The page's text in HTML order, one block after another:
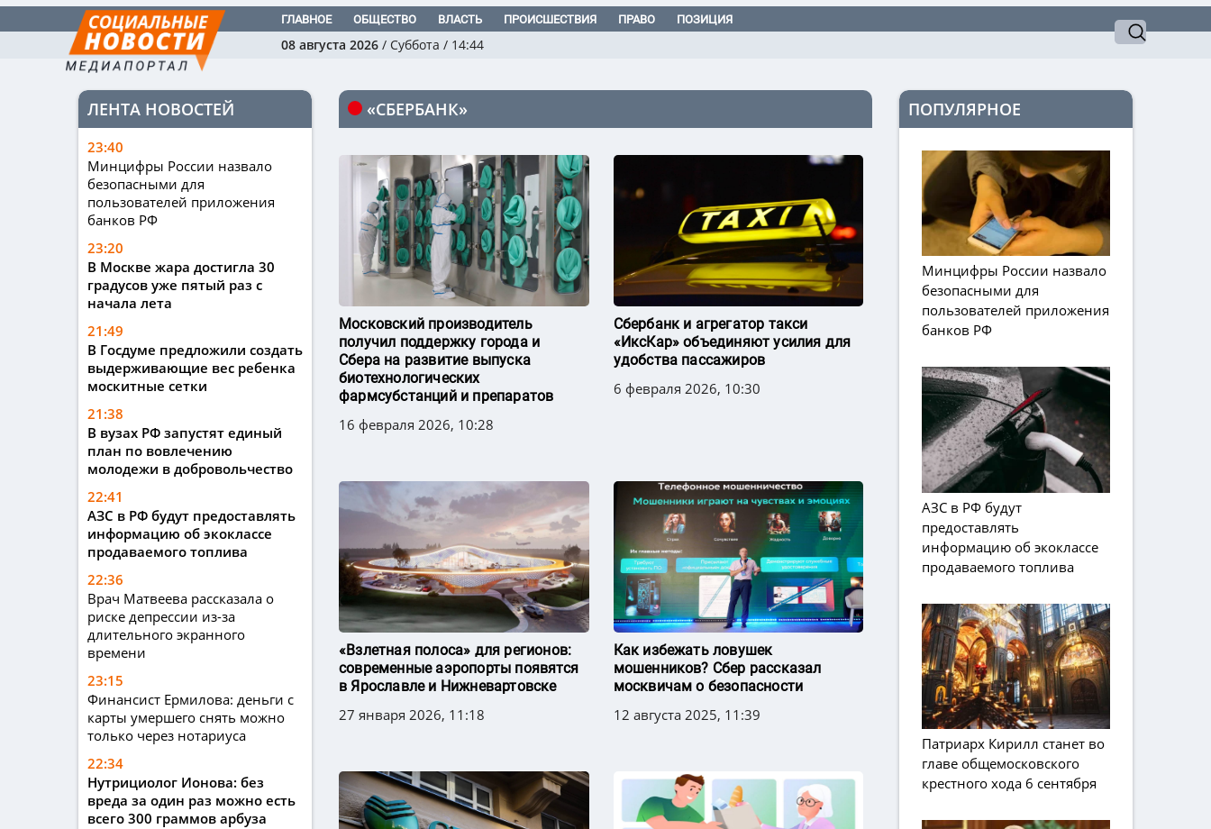
ГЛАВНОЕ ОБЩЕСТВО ВЛАСТЬ ПРОИСШЕСТВИЯ ПРАВО ПОЗИЦИЯ
08 августа 2026 / Суббота / 14:44
ЛЕНТА НОВОСТЕЙ
23:40
Минцифры России назвало
безопасными для
пользователей приложения
банков РФ
23:20
В Москве жара достигла 30
градусов уже пятый раз с
начала лета
21:49
В Госдуме предложили создать
выдерживающие вес ребенка
москитные сетки
21:38
В вузах РФ запустят единый
план по вовлечению
молодежи в добровольчество
22:41
АЗС в РФ будут предоставлять
информацию об экоклассе
продаваемого топлива
22:36
Врач Матвеева рассказала о
риске депрессии из-за
длительного экранного
времени
23:15
Финансист Ермилова: деньги с
карты умершего снять можно
только через нотариуса
22:34
Нутрициолог Ионова: без
вреда за один раз можно есть
всего 300 граммов арбуза
«СБЕРБАНК»
Московский производитель
получил поддержку города и
Сбера на развитие выпуска
биотехнологических
фармсубстанций и препаратов
16 февраля 2026, 10:28
Сбербанк и агрегатор такси
«ИксКар» объединяют усилия для
удобства пассажиров
6 февраля 2026, 10:30
«Взлетная полоса» для регионов:
современные аэропорты появятся
в Ярославле и Нижневартовске
27 января 2026, 11:18
Как избежать ловушек
мошенников? Сбер рассказал
москвичам о безопасности
12 августа 2025, 11:39
ПОПУЛЯРНОЕ
Минцифры России назвало
безопасными для
пользователей приложения
банков РФ
АЗС в РФ будут
предоставлять
информацию об экоклассе
продаваемого топлива
Патриарх Кирилл станет во
главе общемосковского
крестного хода 6 сентября